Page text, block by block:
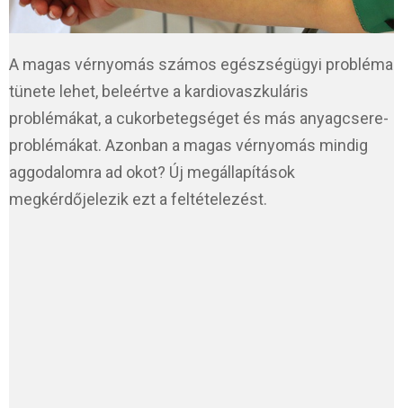
A magas vérnyomás számos egészségügyi probléma
tünete lehet, beleértve a kardiovaszkuláris
problémákat, a cukorbetegséget és más anyagcsere-
problémákat. Azonban a magas vérnyomás mindig
aggodalomra ad okot? Új megállapítások
megkérdőjelezik ezt a feltételezést.